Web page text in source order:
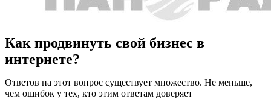
Как продвинуть свой бизнес в
интернете?
Ответов на этот вопрос существует множество. Не меньше,
чем ошибок у тех, кто этим ответам доверяет